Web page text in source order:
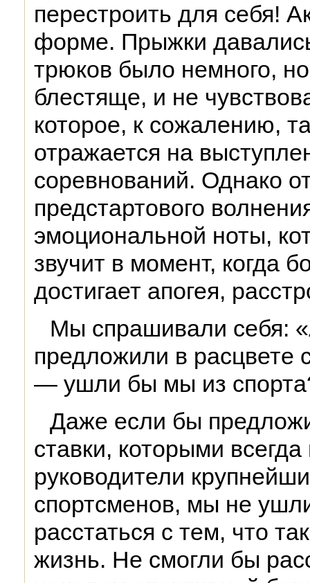
перестроить для себя!
форме. Прыжки
трюков было немного,
блестяще, и не
которое, к сожалению,
отражается на
соревнований. Однако
предстартового
эмоциональной ноты,
звучит в момент, когда
достигает апогея,
Мы спрашивали себя:
предложили в расцвете
— ушли бы мы из
Даже если бы
ставки, которыми
руководители
спортсменов, мы не
расстаться с тем, что
жизнь. Не смогли бы